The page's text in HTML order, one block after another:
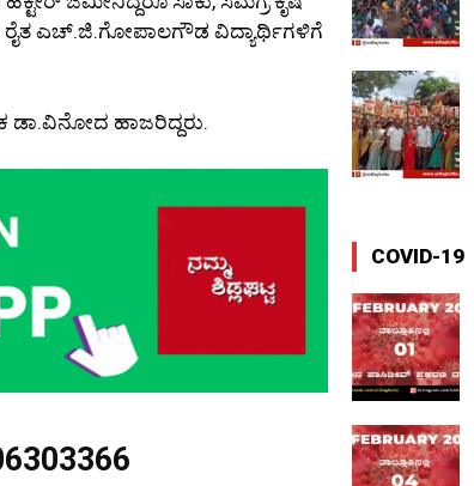
ರೈತ ಎಚ್.ಜಿ.ಗೋಪಾಲಗೌಡ ವಿದ್ಯಾರ್ಥಿಗಳಿಗೆ
ಡಾ.ವಿನೋದ ಹಾಜರಿದ್ದರು.
COVID-19